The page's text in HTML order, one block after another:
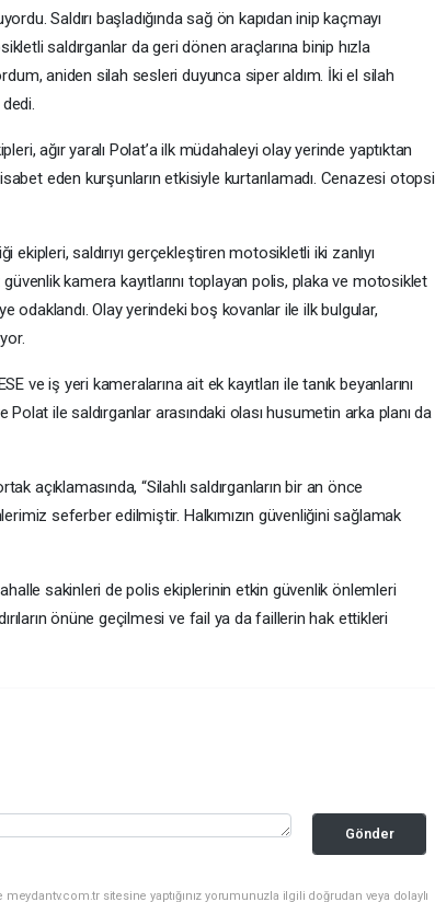
Saldırı başladığında sağ ön kapıdan inip kaçmayı
saldırganlar da geri dönen araçlarına binip hızla
aniden silah sesleri duyunca siper aldım. İki el silah
ağır yaralı Polat’a ilk müdahaleyi olay yerinde yaptıktan
eden kurşunların etkisiyle kurtarılamadı. Cenazesi otopsi
saldırıyı gerçekleştiren motosikletli iki zanlıyı
güvenlik kamera kayıtlarını toplayan polis, plaka ve motosiklet
odaklandı. Olay yerindeki boş kovanlar ile ilk bulgular,
ve iş yeri kameralarına ait ek kayıtları ile tanık beyanlarını
Polat ile saldırganlar arasındaki olası husumetin arka planı da
açıklamasında, “Silahlı saldırganların bir an önce
seferber edilmiştir. Halkımızın güvenliğini sağlamak
sakinleri de polis ekiplerinin etkin güvenlik önlemleri
önüne geçilmesi ve fail ya da faillerin hak ettikleri
Gönder
sitesine yaptığınız yorumunuzla ilgili doğrudan veya dolaylı